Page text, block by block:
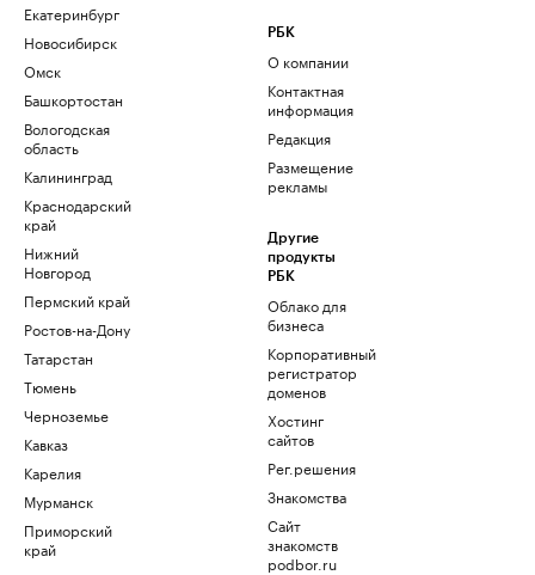
Екатеринбург
Новосибирск
Омск
Башкортостан
Вологодская
область
Калининград
Краснодарский
край
Нижний
Новгород
Пермский край
Ростов-на-Дону
Татарстан
Тюмень
Черноземье
Кавказ
Карелия
Мурманск
Приморский
край
РБК
О компании
Контактная
информация
Редакция
Размещение
рекламы
Другие
продукты
РБК
Облако для
бизнеса
Корпоративный
регистратор
доменов
Хостинг
сайтов
Рег.решения
Знакомства
Сайт
знакомств
podbor.ru